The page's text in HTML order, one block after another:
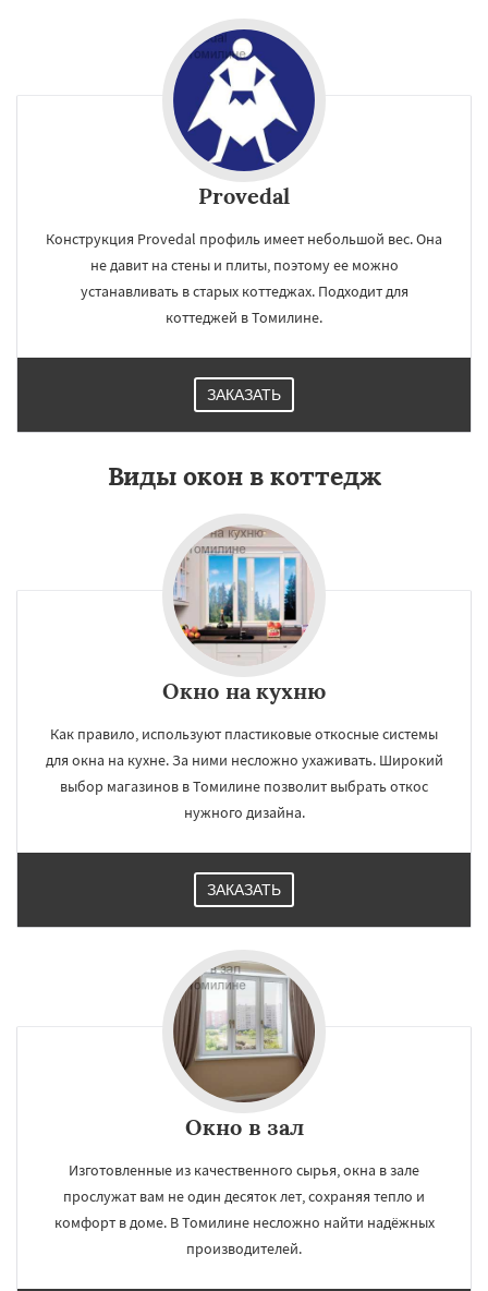
×
Удельная
Фряново Хорлово
Шаховская
Provedal
Конструкция Provedal профиль имеет небольшой вес. Она
не давит на стены и плиты, поэтому ее можно
устанавливать в старых коттеджах. Подходит для
коттеджей в Томилине.
ЗАКАЗАТЬ
Виды окон в коттедж
Окно на кухню
Как правило, используют пластиковые откосные системы
для окна на кухне. За ними несложно ухаживать. Широкий
выбор магазинов в Томилине позволит выбрать откос
нужного дизайна.
ЗАКАЗАТЬ
Окно в зал
Изготовленные из качественного сырья, окна в зале
прослужат вам не один десяток лет, сохраняя тепло и
комфорт в доме. В Томилине несложно найти надёжных
производителей.
×